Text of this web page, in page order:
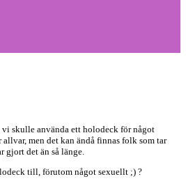
skulle använda ett holodeck för något
men det kan ändå finnas folk som tar
gjort det än så länge.
till, förutom något sexuellt ;) ?